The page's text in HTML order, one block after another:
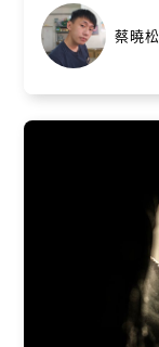
蔡曉松